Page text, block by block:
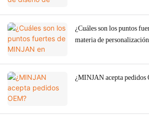
¿Cuáles son los puntos
materia de
¿MINJAN acepta pedidos